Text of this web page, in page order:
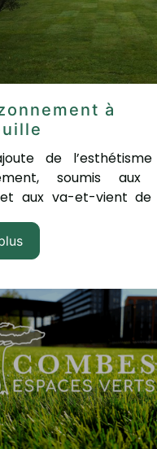
à
de
soumis aux
aux va-et-vient